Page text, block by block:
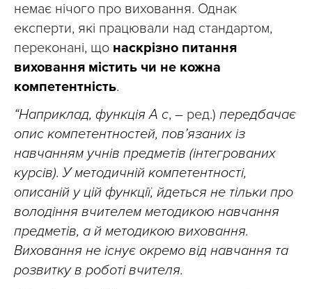
немає нічого про виховання. Однак
експерти, які працювали над стандартом,
переконані, що наскрізно питання
виховання містить чи не кожна
компетентність.
“Наприклад, функція А с, – ред.) передбачає
опис компетентностей, пов’язаних із
навчанням учнів предметів (інтегрованих
курсів). У методичній компетентності,
описаній у цій функції, йдеться не тільки про
володіння вчителем методикою навчання
предметів, а й методикою виховання.
Виховання не існує окремо від навчання та
розвитку в роботі вчителя.